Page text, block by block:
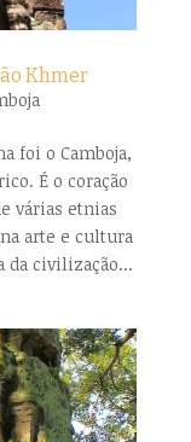
Khmer
foi o Camboja,
É o coração
várias etnias
arte e cultura
da civilização...